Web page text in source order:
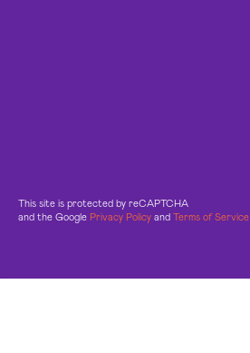
This site is protected by reCAPTCHA
and the Google Privacy Policy and Terms of Service